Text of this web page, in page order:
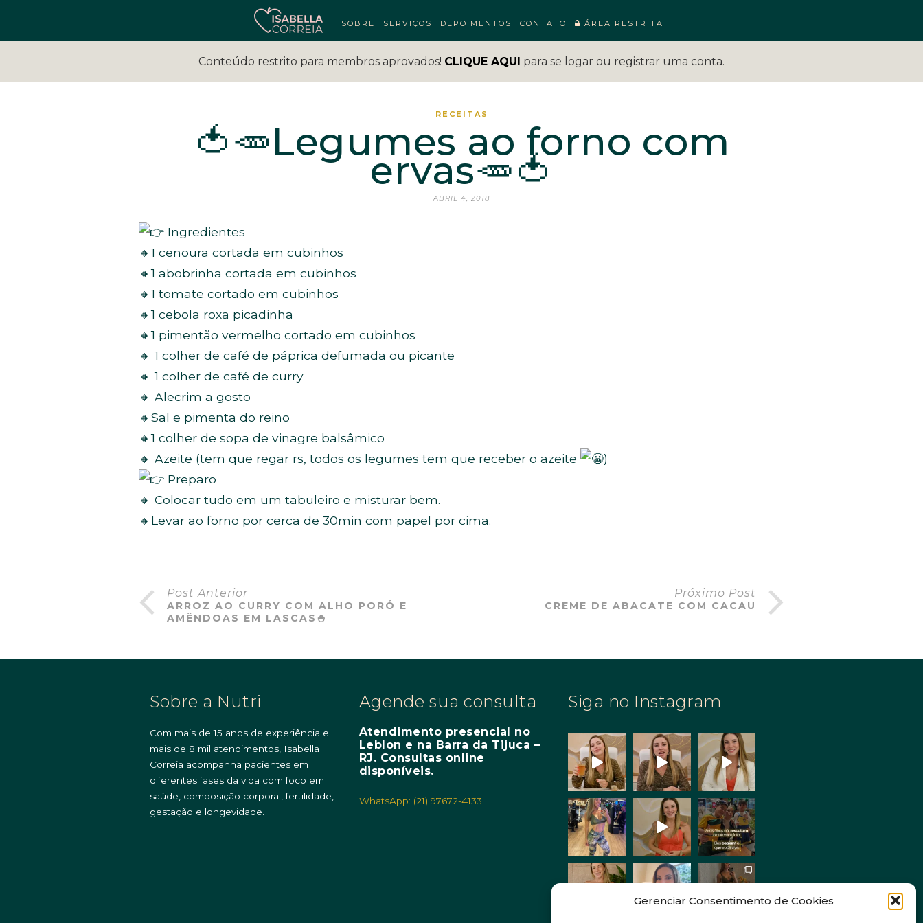
Gerenciar Consentimento de Cookies
SOBRE SERVIÇOS DEPOIMENTOS CONTATO ÁREA RESTRITA
Conteúdo restrito para membros aprovados! CLIQUE AQUI para se logar ou registrar uma conta.
RECEITAS
🍅🥕Legumes ao forno com
ervas🥕🍅
ABRIL 4, 2018
Ingredientes
🔸1 cenoura cortada em cubinhos
🔸1 abobrinha cortada em cubinhos
🔸1 tomate cortado em cubinhos
🔸1 cebola roxa picadinha
🔸1 pimentão vermelho cortado em cubinhos
🔸 1 colher de café de páprica defumada ou picante
🔸 1 colher de café de curry
🔸 Alecrim a gosto
🔸Sal e pimenta do reino
🔸1 colher de sopa de vinagre balsâmico
🔸 Azeite (tem que regar rs, todos os legumes tem que receber o azeite
)
Preparo
🔸 Colocar tudo em um tabuleiro e misturar bem.
🔸Levar ao forno por cerca de 30min com papel por cima.
Post Anterior
ARROZ AO CURRY COM ALHO PORÓ E
AMÊNDOAS EM LASCAS🍚
Próximo Post
CREME DE ABACATE COM CACAU
Sobre a Nutri
Com mais de 15 anos de experiência e
mais de 8 mil atendimentos, Isabella
Correia acompanha pacientes em
diferentes fases da vida com foco em
saúde, composição corporal, fertilidade,
gestação e longevidade.
Agende sua consulta
Atendimento presencial no
Leblon e na Barra da Tijuca –
RJ. Consultas online
disponíveis.
WhatsApp: (21) 97672-4133
Siga no Instagram